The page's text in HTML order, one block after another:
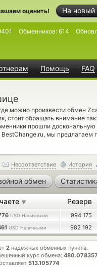
На новый
оценить!
Помощь FAQ
Обменников: 614
можно произвести обмен
стоит обращать внимание
прошли доскональную
мы предлагаем
Несоответствие История
обмен
▼ Резерв
USD Наличными 994 175
USD Наличными 982 192
2 надежных обменных пункта.
курс обмена: 480.078357
513.105774